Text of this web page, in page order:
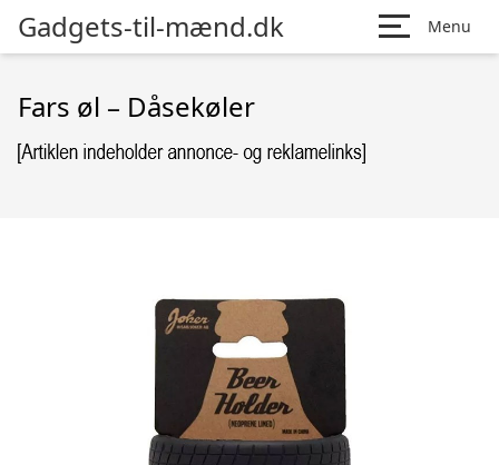
Gadgets-til-mænd.dk Menu
Fars øl – Dåsekøler